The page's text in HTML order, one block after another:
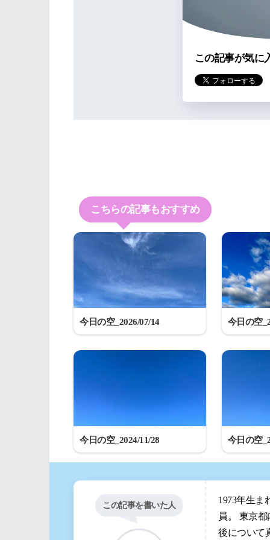
この記事が気に
こちらの記事もおすすめ
今日の空_2026/07/14 今日の空
今日の空_2024/11/28 今日の空
この記事を書いた人
1973年生ま
員。 東京
後について